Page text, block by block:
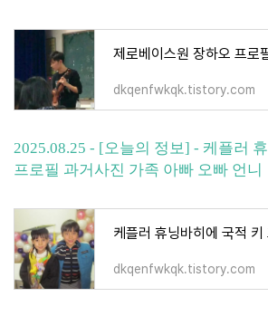
dkqenfwkqk.tistory.com
2025.08.25 - [오늘의 정보] - 케플러
프로필 과거사진 가족 아빠 오빠 언니
dkqenfwkqk.tistory.com